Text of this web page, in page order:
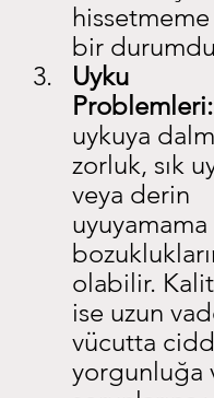
hissetmeme
bir
Uyku
Problemleri:
uykuya
zorluk, sık
veya derin
olabilir.
ise uzun
vücutta
yorgunluğa